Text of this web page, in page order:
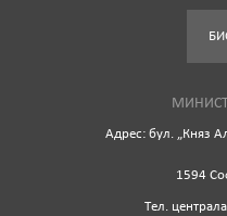
Адрес: бул. „Княз
1594
Tел.